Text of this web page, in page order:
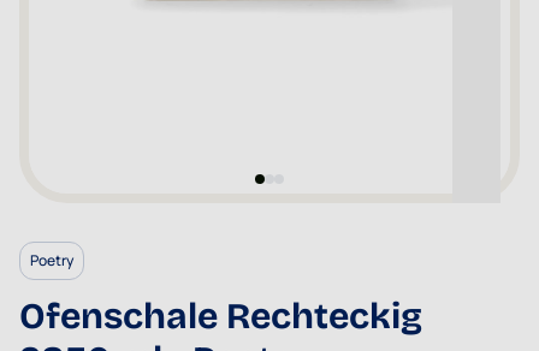
Poetry
Ofenschale Rechteckig